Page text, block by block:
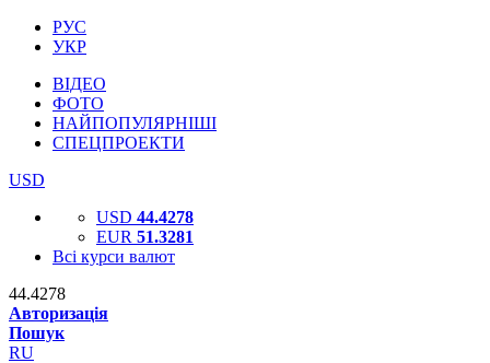
РУС
УКР
ВІДЕО
ФОТО
НАЙПОПУЛЯРНІШІ
СПЕЦПРОЕКТИ
USD
USD 44.4278
EUR 51.3281
Всі курси валют
44.4278
Авторизація
Пошук
RU